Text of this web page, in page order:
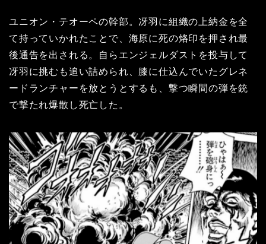
ユニオン・テオーペの幹部。冴羽に組織の上納金を全
て持っていかれたことで、海原に死の烙印を押され最
後通告を出される。自らエンジェルダストを投与して
冴羽に挑むも追い詰められ、膝に仕込んでいたグレネ
ードランチャーを放とうとするも、撃つ瞬間の弾を銃
で撃たれ爆散し死亡した。